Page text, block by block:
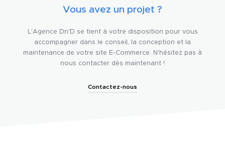
Vous avez un projet ?
L'Agence Dn'D se tient à votre disposition pour vous
accompagner dans le conseil, la conception et la
maintenance de votre site E-Commerce. N'hésitez pas à
nous contacter dès maintenant !
Contactez-nous